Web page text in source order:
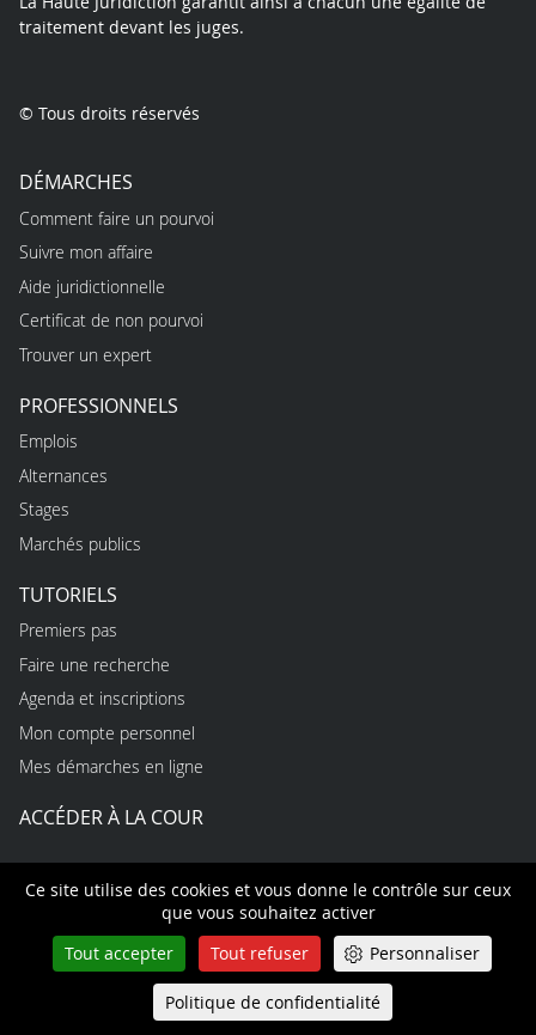
Ce site utilise des cookies et vous donne le contrôle sur ceux
que vous souhaitez activer
Tout accepter
Tout refuser Personnaliser
Politique de confidentialité
traitement devant les juges.
© Tous droits réservés
DÉMARCHES
Comment faire un pourvoi
Suivre mon affaire
Aide juridictionnelle
Certificat de non pourvoi
Trouver un expert
PROFESSIONNELS
Emplois
Alternances
Stages
Marchés publics
TUTORIELS
Premiers pas
Faire une recherche
Agenda et inscriptions
Mon compte personnel
Mes démarches en ligne
ACCÉDER À LA COUR
CONTACT PRESSE
Règles d’utilisation du site
Protection des données personnelles
Accessibilité non conforme
Queue-Fair